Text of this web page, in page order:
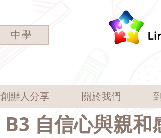
中學
創辦人分享 關於我們
B3 自信心與親